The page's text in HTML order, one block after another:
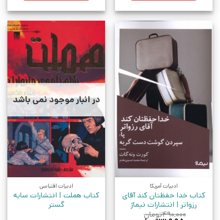
ادبیات آمریکا
کتاب خدا حفظتان کند آقای
رزواتر | انتشارات نیماژ
۴۹۰,۰۰۰تومان
در انبار موجود نمی باشد
ادبیات اقتباسی
کتاب هملت | انتشارات سایه
گستر